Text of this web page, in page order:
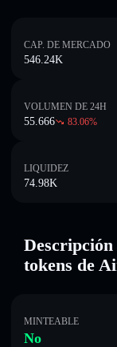
CAP. DE MERCADO
546.24K
VOLUMEN DE 24H
55.666 83.06%
LIQUIDEZ
74.98K
Descripción
tokens de
MINTEABLE
No